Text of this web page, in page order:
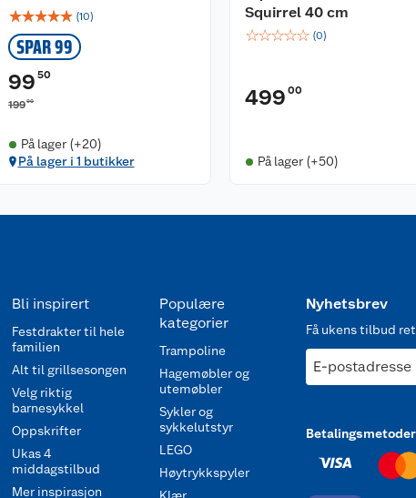
☆☆☆☆☆ (10)
SPAR 99
99 50
19900
På lager (+20)
På lager i 1 butikker
Squirrel 40 cm
☆☆☆☆☆ (0)
499 00
På lager (+50)
Bli inspirert
Festdrakter til hele
familien
Alt til grillsesongen
Velg riktig
barnesykkel
Oppskrifter
Ukas 4
middagstilbud
Mer inspirasjon
Populære
kategorier
Trampoline
Hagemøbler og
utemøbler
Sykler og
sykkelutstyr
LEGO
Høytrykkspyler
Nyhetsbrev
Få ukens tilbud
E-postadresse
Betalingsmetoder